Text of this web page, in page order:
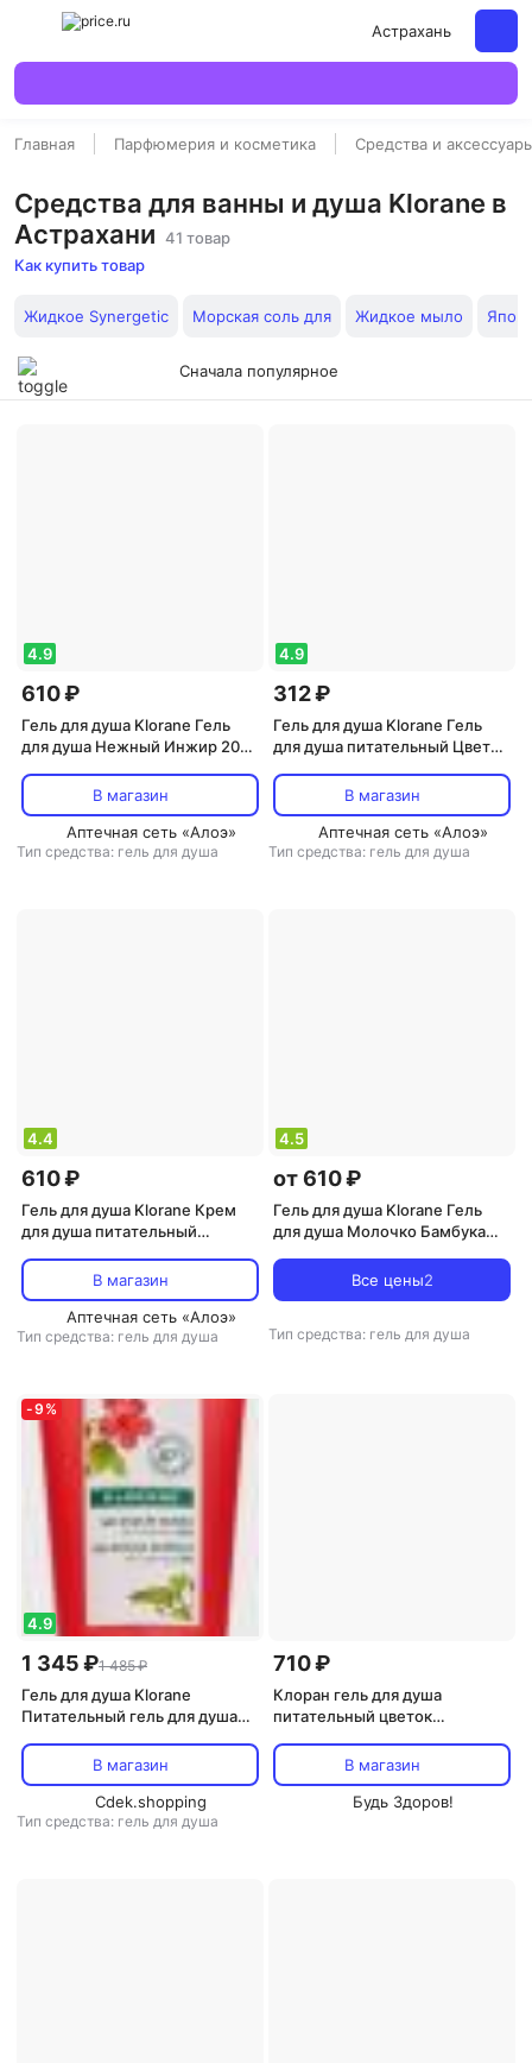
Астрахань
Главная Парфюмерия и косметика Средства и
Средства для ванны и душа Klorane в
Астрахани 41 товар
Как купить товар
Жидкое Synergetic Морская соль для Жидкое мыло
Сначала популярное
4.9
610 ₽
Гель для душа Klorane Гель
для душа Нежный Инжир 200
В магазин
Аптечная сеть «Алоэ»
Тип средства: гель для душа
4.9
312 ₽
Гель для душа Klorane Гель
для душа питательный Цветок
маслом Купуасу, 200 мл
В магазин
Аптечная сеть «Алоэ»
Тип средства: гель для душа
4.4
610 ₽
Гель для душа Klorane Крем
для душа питательный
органическим масло Купуасу,
200 мл
В магазин
Аптечная сеть «Алоэ»
Тип средства: гель для душа
4.5
от 610 ₽
Гель для душа Klorane Гель
для душа Молочко Бамбука
маслом Купуасу, 200 мл
Все цены2
Тип средства: гель для душа
-9 %
4.9
1 345 ₽1 485 ₽
Гель для душа Klorane
Питательный гель для душа
органическим маслом
Купуасу, 200 мл
В магазин
Cdek.shopping
Тип средства: гель для душа
710 ₽
Клоран гель для душа
питательный цветок
маслом Купуасу 200мл
В магазин
Будь Здоров!